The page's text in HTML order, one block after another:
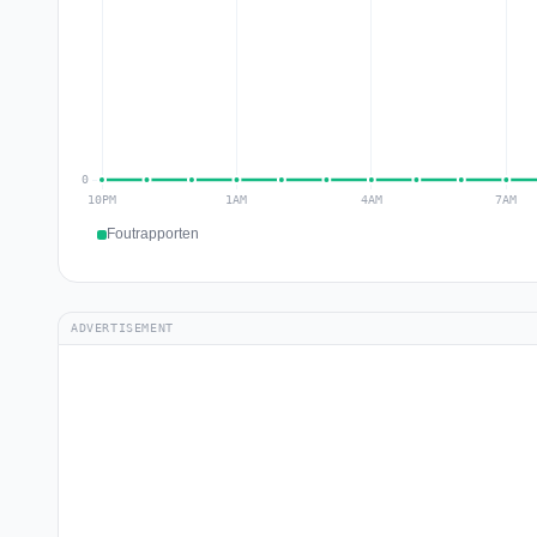
Foutrapporten
ADVERTISEMENT